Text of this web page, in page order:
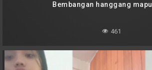
Bembangan hanggang
461